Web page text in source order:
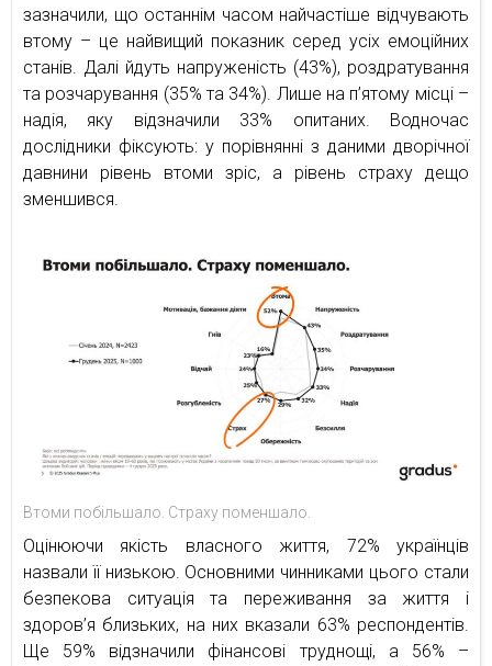
зазначили, що останнім часом найчастіше відчувають
втому – це найвищий показник серед усіх емоційних
станів. Далі йдуть напруженість (43%), роздратування
та розчарування (35% та 34%). Лише на п’ятому місці –
надія, яку відзначили 33% опитаних. Водночас
дослідники фіксують: у порівнянні з даними дворічної
давнини рівень втоми зріс, а рівень страху дещо
зменшився.
Втоми побільшало. Страху поменшало.
Оцінюючи якість власного життя, 72% українців
назвали її низькою. Основними чинниками цього стали
безпекова ситуація та переживання за життя і
здоров’я близьких, на них вказали 63% респондентів.
Ще 59% відзначили фінансові труднощі, а 56% –